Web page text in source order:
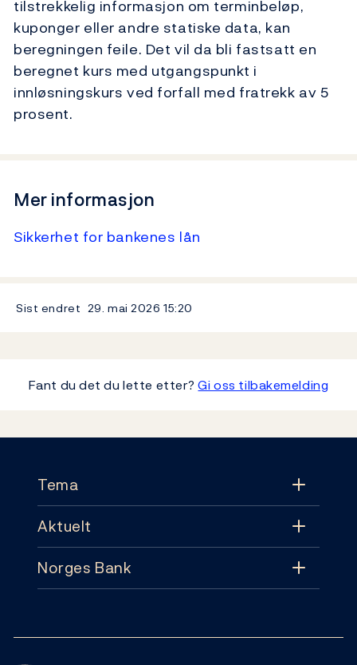
tilstrekkelig informasjon om terminbeløp,
kuponger eller andre statiske data, kan
beregningen feile. Det vil da bli fastsatt en
beregnet kurs med utgangspunkt i
innløsningskurs ved forfall med fratrekk av 5
prosent.
Mer informasjon
Sikkerhet for bankenes lån
Sist endret 29. mai 202615:20
Fant du det du lette etter?Gi oss tilbakemelding
Tema
Tema
Pengepolitikk
Aktuelt
Aktuelt
Norges Bank